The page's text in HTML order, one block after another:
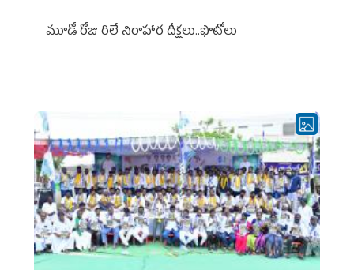
మూడో రోజు రిలే నిరాహార దీక్షలు..ఫొటోలు